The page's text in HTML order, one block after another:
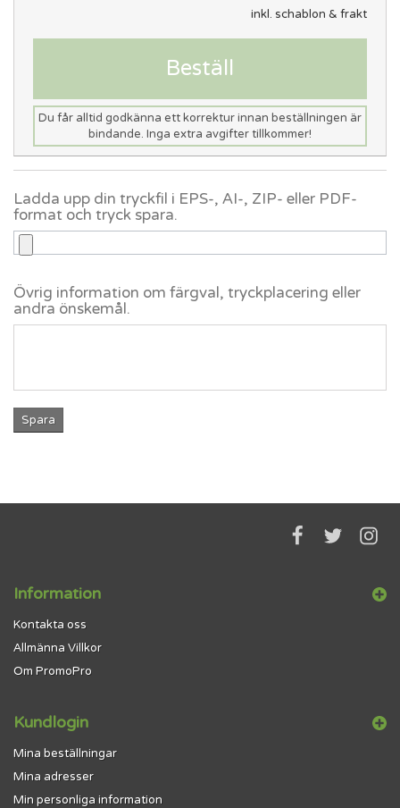
inkl. schablon & frakt
Beställ
Du får alltid godkänna ett korrektur innan beställningen är
bindande. Inga extra avgifter tillkommer!
Ladda upp din tryckfil i EPS-, AI-, ZIP- eller PDF-
format och tryck spara.
Övrig information om färgval, tryckplacering eller
andra önskemål.
Spara
Information
Kontakta oss
Allmänna Villkor
Om PromoPro
Kundlogin
Mina beställningar
Mina adresser
Min personliga information